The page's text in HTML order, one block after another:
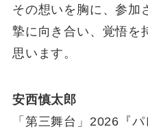
その想いを胸に、参加
摯に向き合い、覚悟を
思います。
安西慎太郎
「第三舞台」2026『